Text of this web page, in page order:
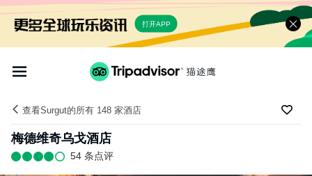
打开APP
查看Surgut的所有 148 家酒店
梅德维奇乌戈酒店
54 条点评